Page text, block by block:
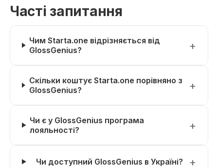
Часті запитання
Чим Starta.one відрізняється від
GlossGenius?
Скільки коштує Starta.one порівняно з
GlossGenius?
Чи є у GlossGenius програма
лояльності?
Чи доступний GlossGenius в Україні?